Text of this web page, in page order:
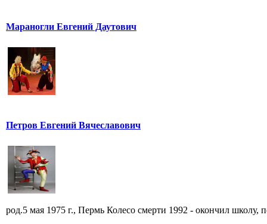
Мараногли Евгений Даутович
Петров Евгений Вячеславович
род.5 мая 1975 г., Пермь Колесо смерти 1992 - окончил школу,